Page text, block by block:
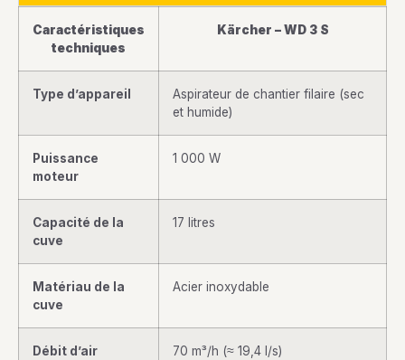
Caractéristiques
techniques
Kärcher – WD 3 S
Type d’appareil
Aspirateur de chantier filaire (sec
et humide)
Puissance
moteur
1 000 W
Capacité de la
cuve
17 litres
Matériau de la
cuve
Acier inoxydable
Débit d’air
70 m³/h (≈ 19,4 l/s)